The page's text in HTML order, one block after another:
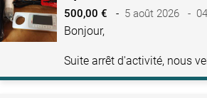
500,00 € - 5 août 2026 -
Bonjour,
Suite arrêt d'activité, nous
spiromètre avec turbines